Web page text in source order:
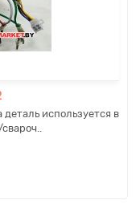
используется в